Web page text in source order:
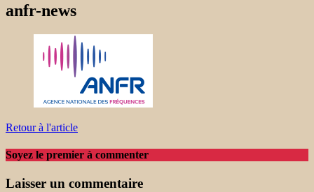
anfr-news
Retour à l'article
Soyez le premier à commenter
Laisser un commentaire